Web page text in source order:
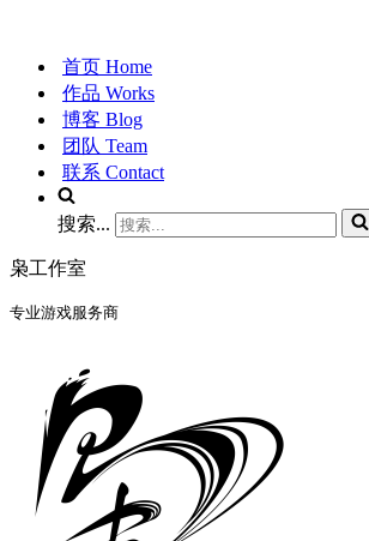
首页 Home
作品 Works
博客 Blog
团队 Team
联系 Contact
搜索...
枭工作室
专业游戏服务商